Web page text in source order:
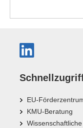
EU-
KMU-Beratung